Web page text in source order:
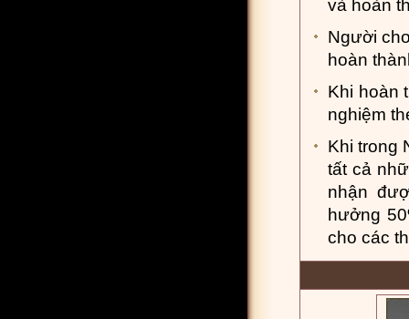
và hoàn
Người
hoàn
Khi hoàn
nghiệm
Khi trong
tất cả
nhận
hưởng
cho các